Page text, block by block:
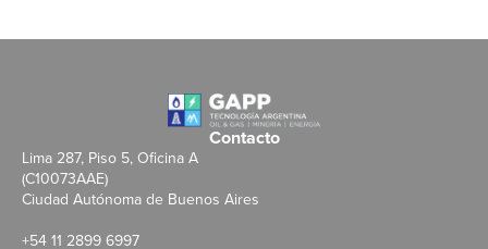
Contacto
Lima 287, Piso 5, Oficina A
(C10073AAE)
Ciudad Autónoma de Buenos Aires
+54 11 2899 6997